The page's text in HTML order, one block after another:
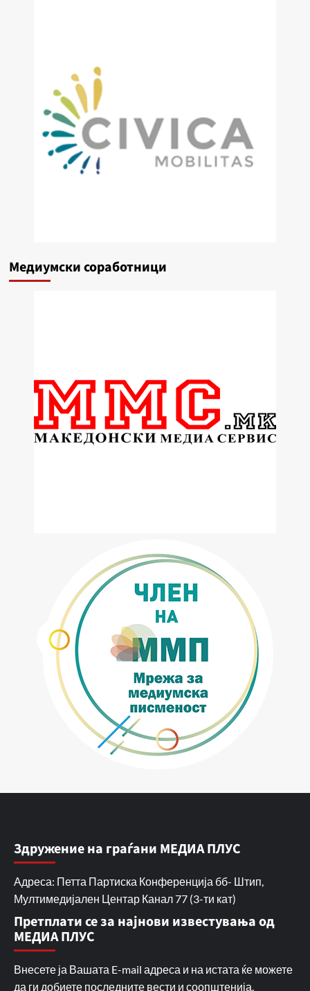
Медиумски соработници
Здружение на граѓани МЕДИА ПЛУС
Адреса: Петта Партиска Конференција бб- Штип,
Мултимедијален Центар Канал 77 (3-ти кат)
Претплати се за најнови известувања од
МЕДИА ПЛУС
Внесете ја Вашата E-mail адреса и на истата ќе можете
да ги добиете последните вести и соопштенија.